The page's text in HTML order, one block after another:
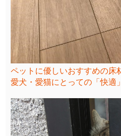
ペットに優しいおすすめの床
愛犬・愛猫にとっての「快適